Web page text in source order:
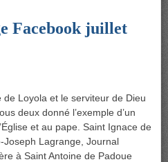
Facebook juillet
Loyola et le serviteur de Dieu
deux donné l’exemple d’un
et au pape. Saint Ignace de
Lagrange, Journal
à Saint Antoine de Padoue